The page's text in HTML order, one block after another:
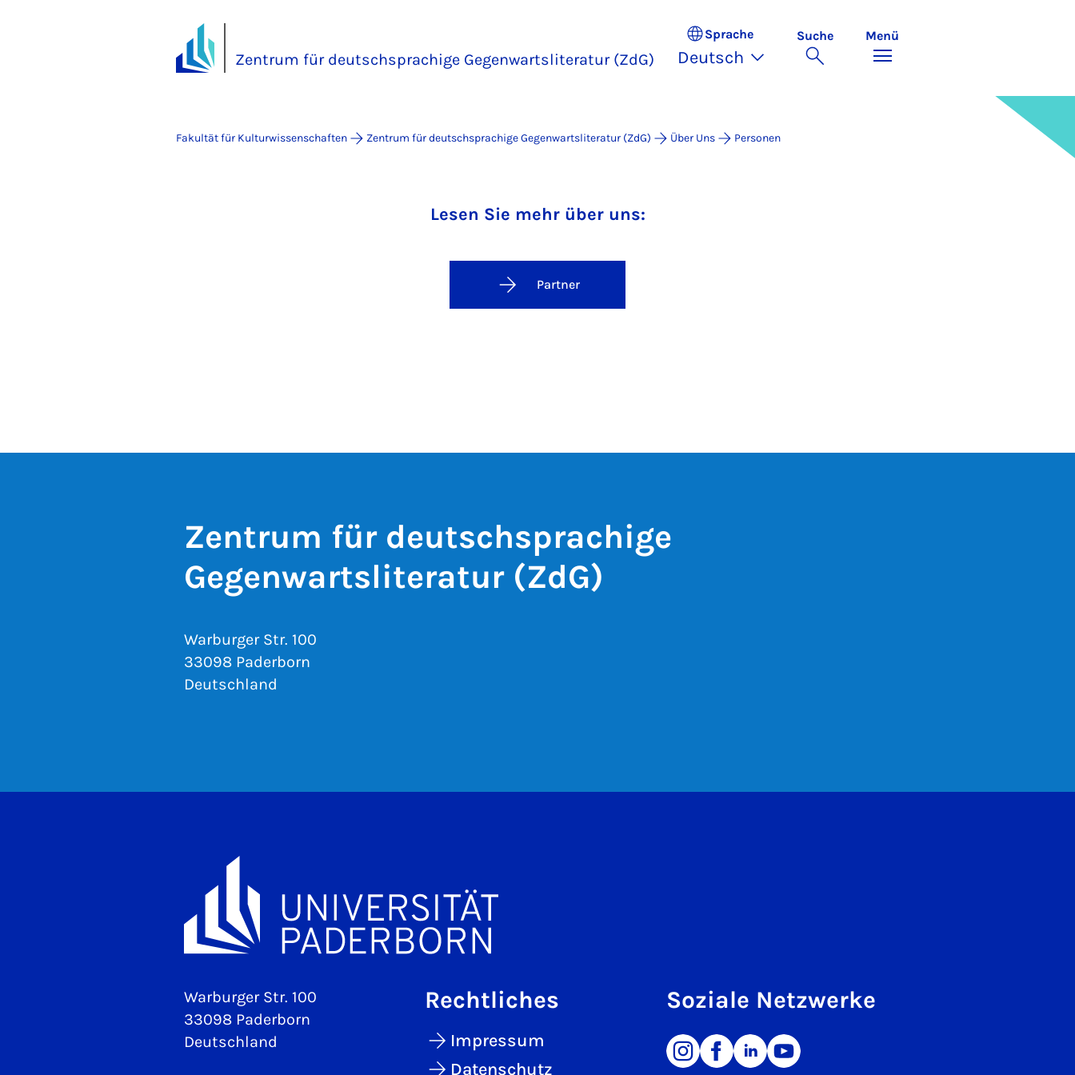
Zentrum für deutschsprachige Gegenwartsliteratur (ZdG)
Sprache
Deutsch
Suche Menü
Fakultät für Kulturwissenschaften Zentrum für deutschsprachige Gegenwartsliteratur (ZdG) Über Uns Personen
Zentrum für deutschsprachige Gegenwartsliteratur (ZdG)
Lesen Sie mehr über uns:
Partner
Zentrum für deutschsprachige
Gegenwartsliteratur (ZdG)
Warburger Str. 100
33098 Paderborn
Deutschland
Warburger Str. 100
33098 Paderborn
Deutschland
Rechtliches
Impressum
Datenschutz
Soziale Netzwerke